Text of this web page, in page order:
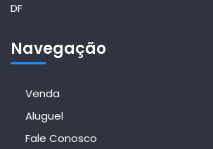
DF
Navegação
Venda
Aluguel
Fale Conosco